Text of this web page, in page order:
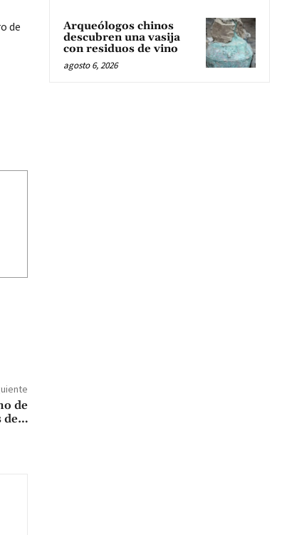
de
de
de…
Arqueólogos chinos
descubren una vasija
con residuos de vino
agosto 6, 2026